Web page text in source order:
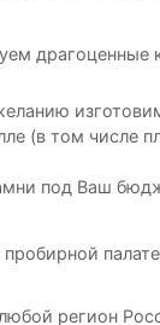
драгоценные
(в том числе
под Ваш
палате
регион